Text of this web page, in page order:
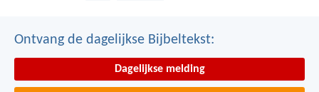
Ontvang de dagelijkse Bijbeltekst:
Dagelijkse melding